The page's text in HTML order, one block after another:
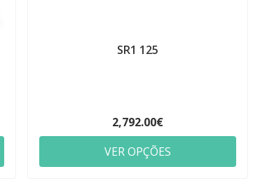
SR1 125
2,792.00€
VER OPÇÕES